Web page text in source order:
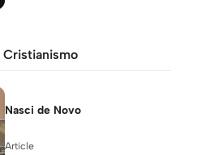
Cristianismo
Nasci de Novo
Article